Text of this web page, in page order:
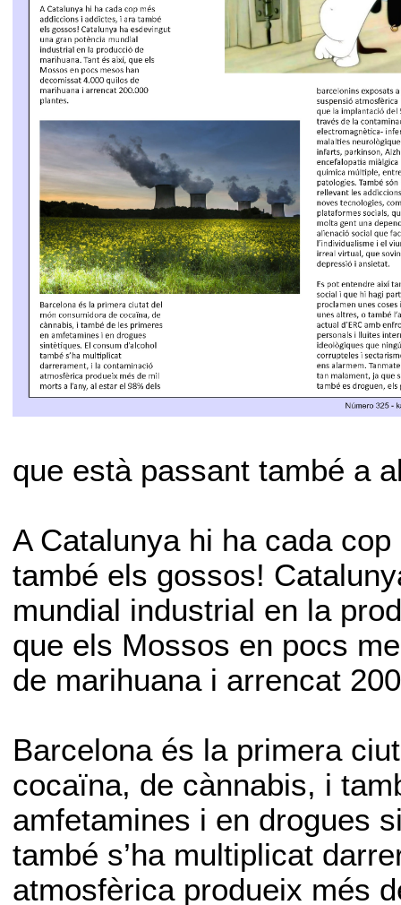
que està passant també a
A Catalunya hi ha cada
també els gossos!
mundial industrial en la
que els Mossos en pocs
de marihuana i arrencat
Barcelona és la primera
cocaïna, de cànnabis, i
amfetamines i en drogues
també s’ha multiplicat
atmosfèrica produeix més